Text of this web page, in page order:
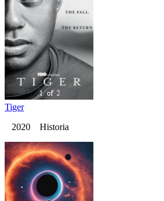
Tiger
2020 Historia